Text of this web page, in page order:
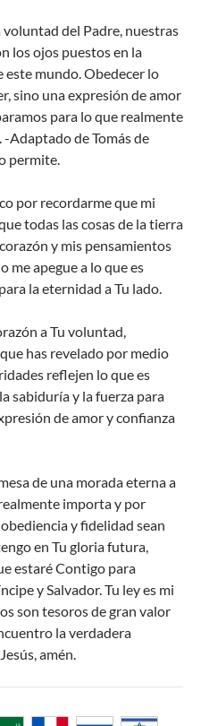
del Padre, nuestras
los ojos puestos en la
este mundo. Obedecer lo
sino una expresión de amor
para lo que realmente
Adaptado de Tomás de
permite.
por recordarme que mi
todas las cosas de la tierra
y mis pensamientos
me apegue a lo que es
la eternidad a Tu lado.
a Tu voluntad,
has revelado por medio
reflejen lo que es
sabiduría y la fuerza para
de amor y confianza
de una morada eterna a
importa y por
y fidelidad sean
en Tu gloria futura,
estaré Contigo para
y Salvador. Tu ley es mi
son tesoros de gran valor
la verdadera
amén.